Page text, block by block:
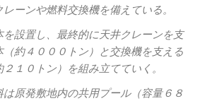
ーンや燃料交換機を備えている。
を設置し、最終的に天井クレーンを支
（約４０００トン）と交換機を支える
１０トン）を組み立てていく。
原発敷地内の共用プール（容量６８